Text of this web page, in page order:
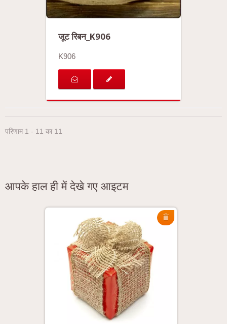
जूट रिबन_K906
K906
परिणाम 1 - 11 का 11
आपके हाल ही में देखे गए आइटम